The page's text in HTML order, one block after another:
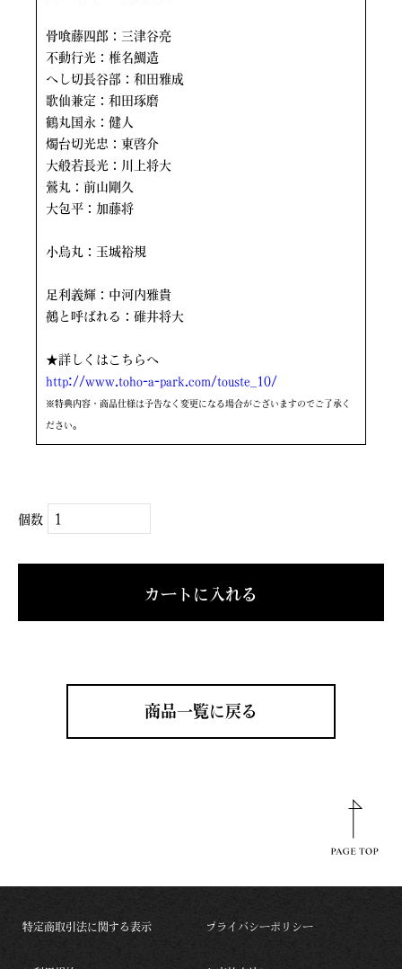
骨喰藤四郎：三津谷亮
不動行光：椎名鯛造
へし切長谷部：和田雅成
歌仙兼定：和田琢磨
鶴丸国永：健人
燭台切光忠：東啓介
大般若長光：川上将大
鶯丸：前山剛久
大包平：加藤将
小烏丸：玉城裕規
足利義輝：中河内雅貴
鵺と呼ばれる：碓井将大
★詳しくはこちらへ
http://www.toho-a-park.com/touste_10/
※特典内容・商品仕様は予告なく変更になる場合がございますのでご了承く
ださい。
個数
カートに入れる
商品一覧に戻る
特定商取引法に関する表示 プライバシーポリシー